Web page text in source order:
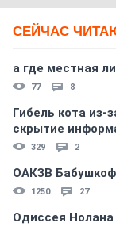
СЕЙЧАС
а где местная
77 8
Гибель кота из-
скрытиe
329 2
ОАКЗВ
1250 27
Одиссея Нолана